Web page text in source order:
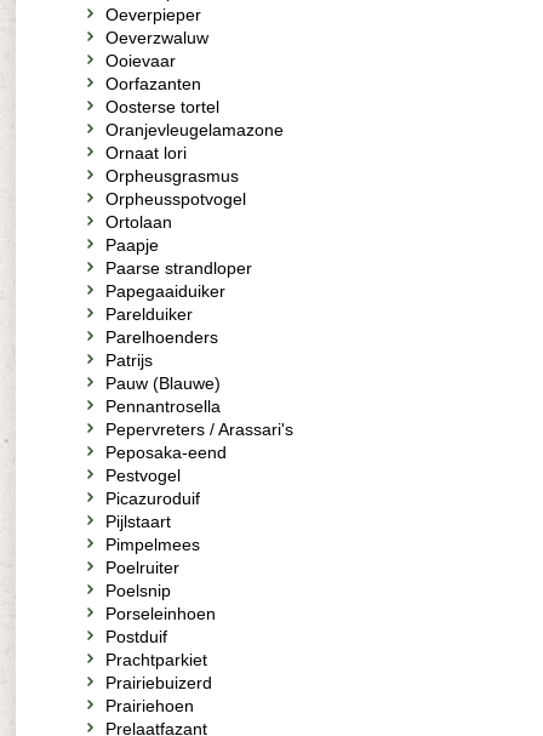
Oeverpieper
Oeverzwaluw
Ooievaar
Oorfazanten
Oosterse tortel
Oranjevleugelamazone
Ornaat lori
Orpheusgrasmus
Orpheusspotvogel
Ortolaan
Paapje
Paarse strandloper
Papegaaiduiker
Parelduiker
Parelhoenders
Patrijs
Pauw (Blauwe)
Pennantrosella
Pepervreters / Arassari's
Peposaka-eend
Pestvogel
Picazuroduif
Pijlstaart
Pimpelmees
Poelruiter
Poelsnip
Porseleinhoen
Postduif
Prachtparkiet
Prairiebuizerd
Prairiehoen
Prelaatfazant